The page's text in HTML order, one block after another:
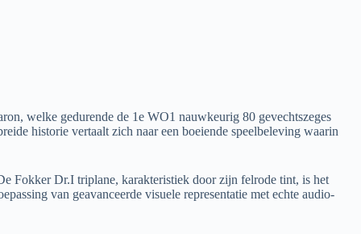
welke gedurende de 1e WO1 nauwkeurig 80 gevechtszeges
historie vertaalt zich naar een boeiende speelbeleving waarin
Fokker Dr.I triplane, karakteristiek door zijn felrode tint, is het
van geavanceerde visuele representatie met echte audio-